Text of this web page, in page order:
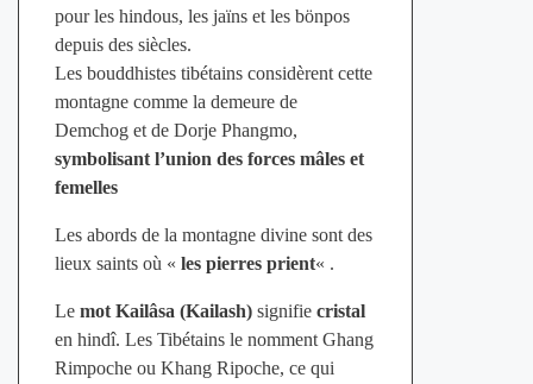
pour les hindous, les jaïns et les bönpos
depuis des siècles.
Les bouddhistes tibétains considèrent cette
montagne comme la demeure de
Demchog et de Dorje Phangmo,
symbolisant l’union des forces mâles et
femelles
Les abords de la montagne divine sont des
lieux saints où « les pierres prient« .
Le mot Kailâsa (Kailash)signifiecristal
en hindî. Les Tibétains le nomment Ghang
Rimpoche ou Khang Ripoche, ce qui